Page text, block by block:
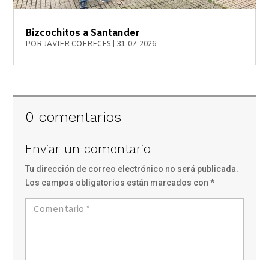
Bizcochitos a Santander
PORJAVIER COFRECES 31-07-2026
0 comentarios
Enviar un comentario
Tu dirección de correo electrónico no será publicada.
Los campos obligatorios están marcados con*